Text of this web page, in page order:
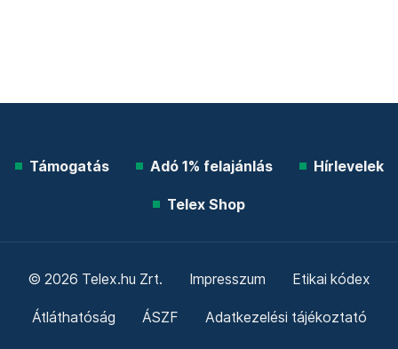
Támogatás Adó 1% felajánlás Hírlevelek
Telex Shop
© 2026 Telex.hu Zrt. Impresszum Etikai kódex
Átláthatóság ÁSZF Adatkezelési tájékoztató